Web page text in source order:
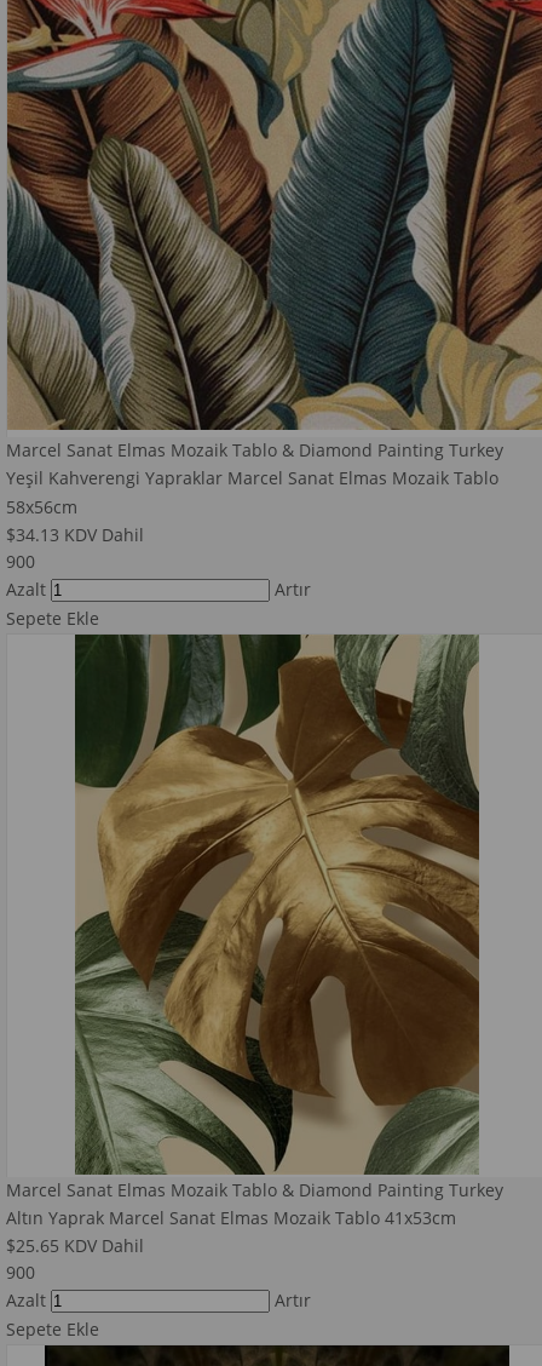
Marcel Sanat Elmas Mozaik Tablo & Diamond Painting Turkey
Yeşil Kahverengi Yapraklar Marcel Sanat Elmas Mozaik Tablo
58x56cm
$34.13 KDV Dahil
900
Azalt
Artır
Sepete Ekle
Marcel Sanat Elmas Mozaik Tablo & Diamond Painting Turkey
Altın Yaprak Marcel Sanat Elmas Mozaik Tablo 41x53cm
$25.65 KDV Dahil
900
Azalt
Artır
Sepete Ekle